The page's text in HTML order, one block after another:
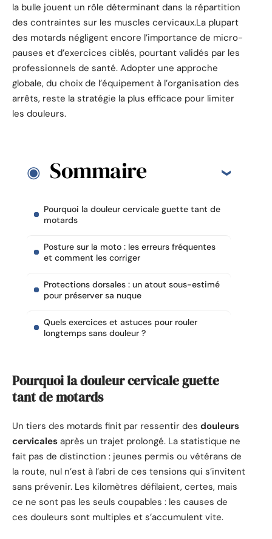
la bulle jouent un rôle déterminant dans la répartition
des contraintes sur les muscles cervicaux.La plupart
des motards négligent encore l’importance de micro-
pauses et d’exercices ciblés, pourtant validés par les
professionnels de santé. Adopter une approche
globale, du choix de l’équipement à l’organisation des
arrêts, reste la stratégie la plus efficace pour limiter
les douleurs.
Sommaire
Pourquoi la douleur cervicale guette tant de
motards
Posture sur la moto : les erreurs fréquentes
et comment les corriger
Protections dorsales : un atout sous-estimé
pour préserver sa nuque
Quels exercices et astuces pour rouler
longtemps sans douleur ?
Pourquoi la douleur cervicale guette
tant de motards
Un tiers des motards finit par ressentir des douleurs
cervicales après un trajet prolongé. La statistique ne
fait pas de distinction : jeunes permis ou vétérans de
la route, nul n’est à l’abri de ces tensions qui s’invitent
sans prévenir. Les kilomètres défilaient, certes, mais
ce ne sont pas les seuls coupables : les causes de
ces douleurs sont multiples et s’accumulent vite.